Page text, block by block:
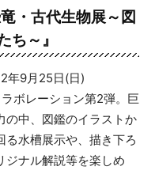
・古代生物展～図
ち～』
年9月25日(日)
ボレーション第2弾。巨
の中、図鑑のイラストか
る水槽展示や、描き下ろ
ジナル解説等を楽しめ